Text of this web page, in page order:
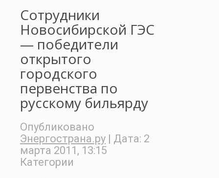
Сотрудники
Новосибирской ГЭС
— победители
открытого
городского
первенства по
русскому бильярду
Опубликовано
Энергострана.ру
| Дата: 2
марта 2011, 13:15
Категории